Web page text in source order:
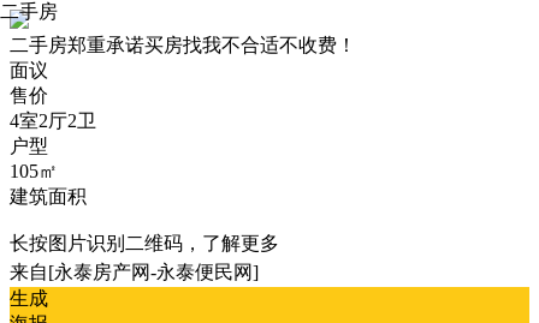
二手房郑重承诺买房找我不合适不收费！
面议
售价
4室2厅2卫
户型
105㎡
建筑面积
长按图片识别二维码，了解更多
来自[永泰房产网-永泰便民网]
生成
二手房